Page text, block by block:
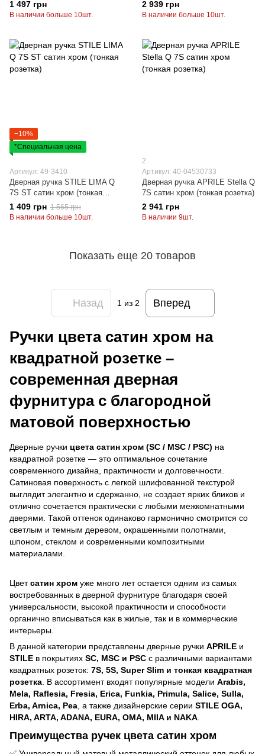
1 497 грн
В наличии больше 10шт.
2 939 грн
В наличии больше 10шт.
−10%
*Специальная цена
Артикул: 49-3410
Дверная ручка STILE LIMA Q
7S ST сатин хром (тонкая
розетка)
1 409 грн 1 565 грн
В наличии больше 10шт.
2
Артикул: 40-04530733
Дверная ручка APRILE Stella Q
7S сатин хром (тонкая розетка)
2 941 грн
В наличии 9шт.
Показать еще 20 товаров
Назад 1 из 2 Вперед
Ручки цвета сатин хром на
квадратной розетке –
современная дверная
фурнитура с благородной
матовой поверхностью
Дверные ручки цвета сатин хром (SC / MSC / PSC) на
квадратной розетке — это оптимальное сочетание
современного дизайна, практичности и долговечности.
Сатиновая поверхность с легкой шлифованной текстурой
выглядит элегантно и сдержанно, не создает ярких бликов и
отлично сочетается практически с любыми межкомнатными
дверями. Такой оттенок одинаково гармонично смотрится со
светлым и темным деревом, окрашенными полотнами,
шпоном, стеклом и современными композитными
материалами.
Цветсатин хром уже много лет остается одним из самых
востребованных в дверной фурнитуре благодаря своей
универсальности, высокой практичности и способности
органично вписываться как в жилые, так и в коммерческие
интерьеры.
В данной категории представлены дверные ручки APRILE и
STILE в покрытиях SC, MSC и PSC с различными вариантами
квадратных розеток: 7S, 5S, Super Slim и тонкая квадратная
розетка . В ассортимент входят популярные модели Arabis,
Mela, Raflesia, Fresia, Erica, Funkia, Primula, Salice, Sulla,
Erba, Arnica, Pea , а также дизайнерские серии STILE OGA,
HIRA, ARTA, ADANA, EURA, OMA, MIIA и NAKA
Преимущества ручек цвета сатин хром